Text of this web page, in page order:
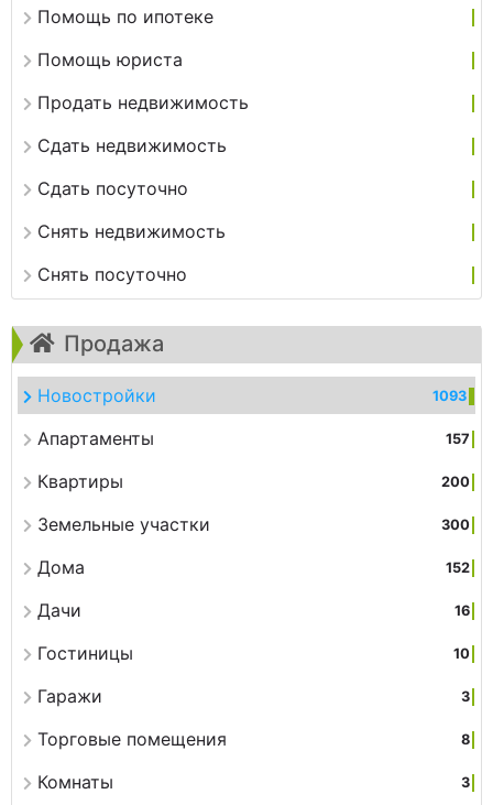
Помощь по ипотеке
Помощь юриста
Продать недвижимость
Сдать недвижимость
Сдать посуточно
Снять недвижимость
Снять посуточно
Продажа
Новостройки 1093
Апартаменты 157
Квартиры 200
Земельные участки 300
Дома 152
Дачи 16
Гостиницы 10
Гаражи 3
Торговые помещения 8
Комнаты 3